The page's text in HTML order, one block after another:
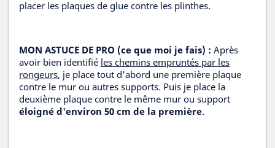
placer les plaques de glue contre les plinthes.
MON ASTUCE DE PRO (ce que moi je fais) : Après
avoir bien identifié les chemins empruntés par les
rongeurs, je place tout d'abord une première plaque
contre le mur ou autres supports. Puis je place la
deuxième plaque contre le même mur ou support
éloigné d'environ 50 cm de la première.